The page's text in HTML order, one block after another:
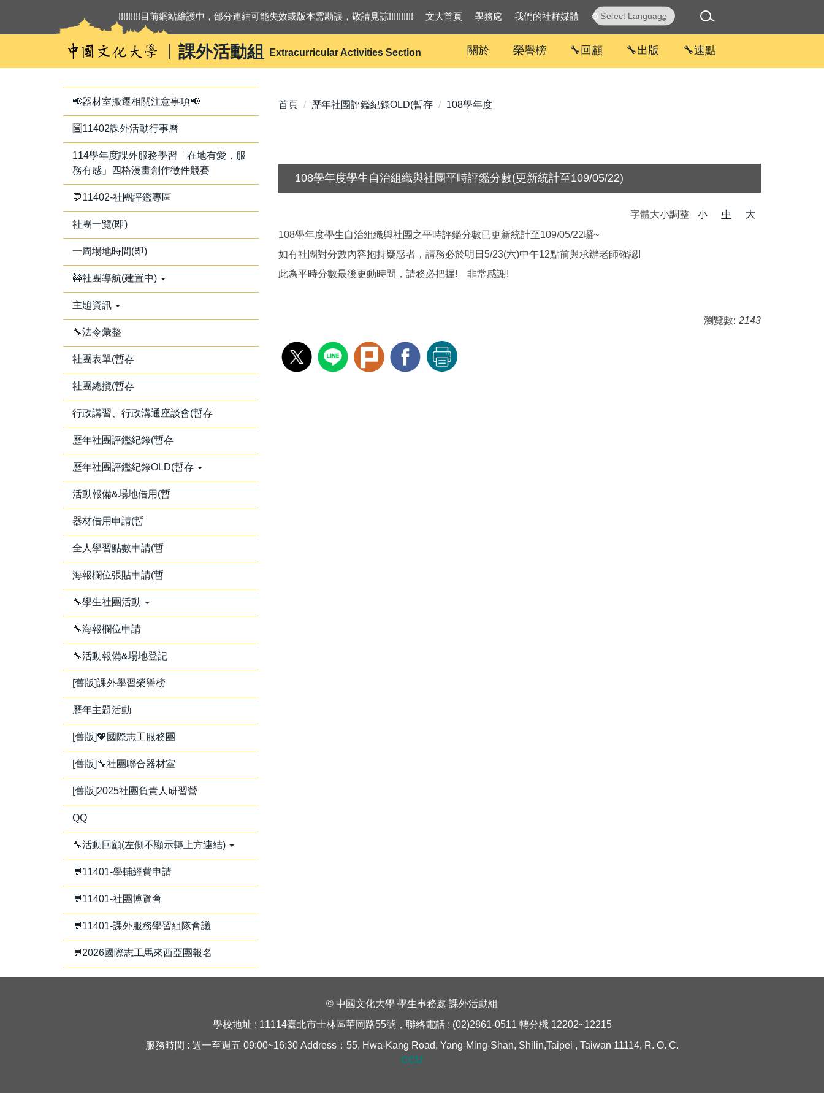
內
課外活動組 Extracurricular Activities Section
Translate
!!!!!!!!!目前網站維護中，部分連結可能失效或版本需勘誤，敬請見諒!!!!!!!!!! 文大首頁 學務處 我們的社群媒體 ⚙
關於 榮譽榜 🔧回顧 🔧出版 🔧速點
📢器材室搬遷相關注意事項📢
🈺11402課外活動行事曆
114學年度課外服務學習「在地有愛，服
務有感」四格漫畫創作徵件競賽
💬11402-社團評鑑專區
社團一覽(即)
一周場地時間(即)
🚧社團導航(建置中)
主題資訊
🔧法令彙整
社團表單(暫存
社團總攬(暫存
行政講習、行政溝通座談會(暫存
歷年社團評鑑紀錄(暫存
歷年社團評鑑紀錄OLD(暫存
活動報備&場地借用(暫
器材借用申請(暫
全人學習點數申請(暫
海報欄位張貼申請(暫
🔧學生社團活動
🔧海報欄位申請
🔧活動報備&場地登記
[舊版]課外學習榮譽榜
歷年主題活動
[舊版]💖國際志工服務團
[舊版]🔧社團聯合器材室
[舊版]2025社團負責人研習營
QQ
🔧活動回顧(左側不顯示轉上方連結)
💬11401-學輔經費申請
💬11401-社團博覽會
💬11401-課外服務學習組隊會議
💬2026國際志工馬來西亞團報名
首頁 歷年社團評鑑紀錄OLD(暫存 108學年度
108學年度學生自治組織與社團平時評鑑分數(更新統計至109/05/22)
字體大小調整 小 中
大
108學年度學生自治組織與社團之平時評鑑分數已更新統計至109/05/22囉~
如有社團對分數內容抱持疑惑者，請務必於明日5/23(六)中午12點前與承辦老師確認!
此為平時分數最後更動時間，請務必把握! 非常感謝!
瀏覽數: 2143
© 中國文化大學 學生事務處 課外活動組
學校地址 : 11114臺北市士林區華岡路55號，聯絡電話 : (02)2861-0511 轉分機 12202~12215
服務時間 : 週一至週五 09:00~16:30 Address：55, Hwa-Kang Road, Yang-Ming-Shan, Shilin,Taipei , Taiwan 11114, R. O. C.
CCU